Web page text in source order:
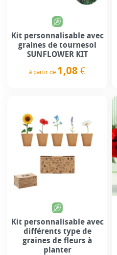
Kit personnalisable avec
graines de tournesol
SUNFLOWER KIT
à partir de 1,08 €
Kit personnalisable avec
différents type de
graines de fleurs à
planter